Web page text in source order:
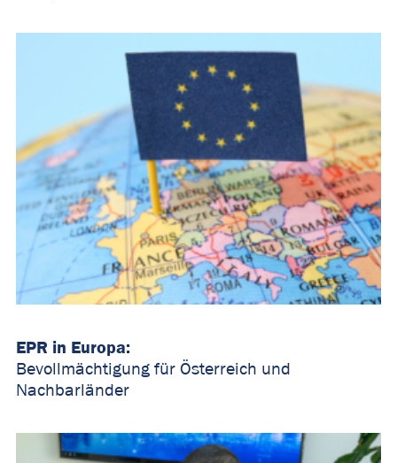
EPR in Europa:
Bevollmächtigung für Österreich und
Nachbarländer